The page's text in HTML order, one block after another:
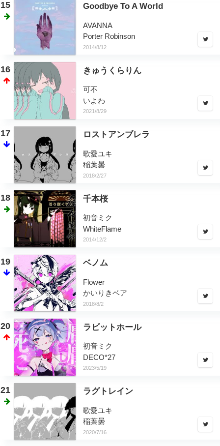
15 Goodbye To A World
AVANNA
Porter Robinson
2014/8/12
16 きゅうくらりん
可不
いよわ
2021/8/29
17 ロストアンブレラ
歌愛ユキ
稲葉曇
2018/2/27
18 千本桜
初音ミク
WhiteFlame
2014/12/2
19 ベノム
Flower
かいりきベア
2018/8/2
20 ラビットホール
初音ミク
DECO*27
2023/5/19
21 ラグトレイン
歌愛ユキ
稲葉曇
2020/7/16